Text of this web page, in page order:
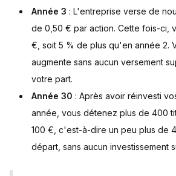
Année 3 : L'entreprise verse de
de 0,50 € par action. Cette fois-ci,
€, soit 5 % de plus qu'en année 2.
augmente sans aucun versement
votre part.
Année 30 : Après avoir réinvesti
année, vous détenez plus de 400
100 €, c'est-à-dire un peu plus de
départ, sans aucun investissement